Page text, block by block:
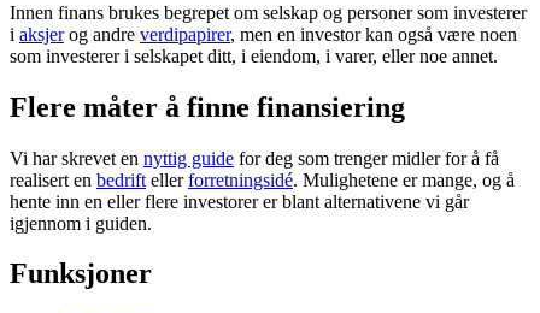
Innen finans brukes begrepet om selskap og personer som investerer
i aksjerog andre verdipapirer, men en investor kan også være noen
som investerer i selskapet ditt, i eiendom, i varer, eller noe annet.
Flere måter å finne finansiering
Vi har skrevet en nyttig guide for deg som trenger midler for å få
realisert en bedrift ellerforretningsidé. Mulighetene er mange, og å
hente inn en eller flere investorer er blant alternativene vi går
igjennom i guiden.
Funksjoner